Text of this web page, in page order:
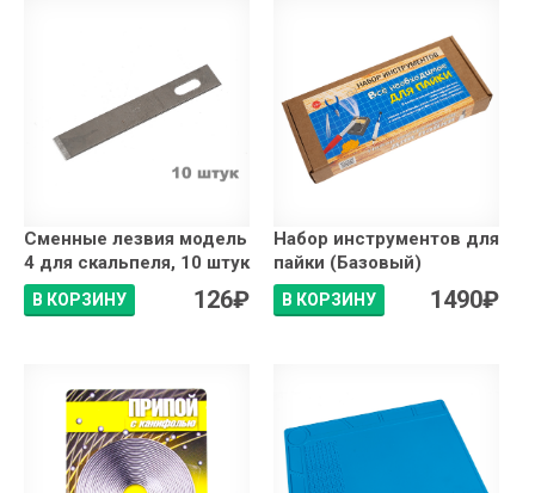
Сменные лезвия модель
4 для скальпеля, 10 штук
В КОРЗИНУ 126₽
Набор инструментов для
пайки (Базовый)
В КОРЗИНУ 1490₽